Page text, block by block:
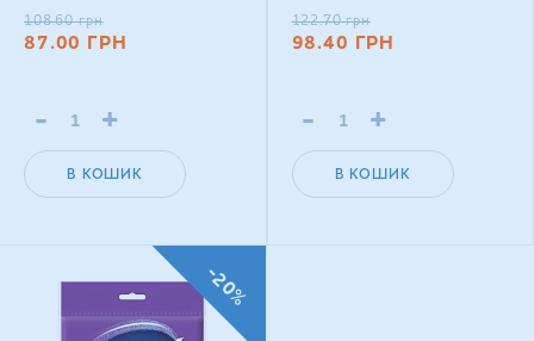
х 10 шт
108.60 грн
87.00 ГРН
- +
В КОШИК
122.70 грн
98.40 ГРН
- +
В КОШИК
-20%